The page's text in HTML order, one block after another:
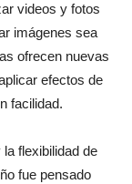
videos y fotos
imágenes sea
ofrecen nuevas
efectos de
facilidad.
flexibilidad de
fue pensado